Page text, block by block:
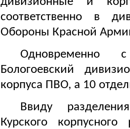
соответственно в
Обороны Красной
Одновременно
Бологоевский
корпуса ПВО, а 10
Ввиду
Курского